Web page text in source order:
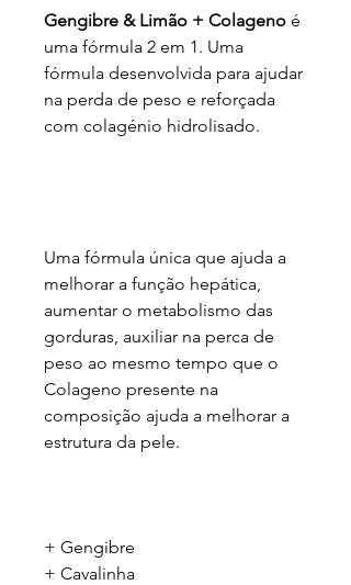
Gengibre & Limão + Colageno é
uma fórmula 2 em 1. Uma
fórmula desenvolvida para ajudar
na perda de peso e reforçada
com colagénio hidrolisado.
Uma fórmula única que ajuda a
melhorar a função hepática,
aumentar o metabolismo das
gorduras, auxiliar na perca de
peso ao mesmo tempo que o
Colageno presente na
composição ajuda a melhorar a
estrutura da pele.
+ Gengibre
+ Cavalinha